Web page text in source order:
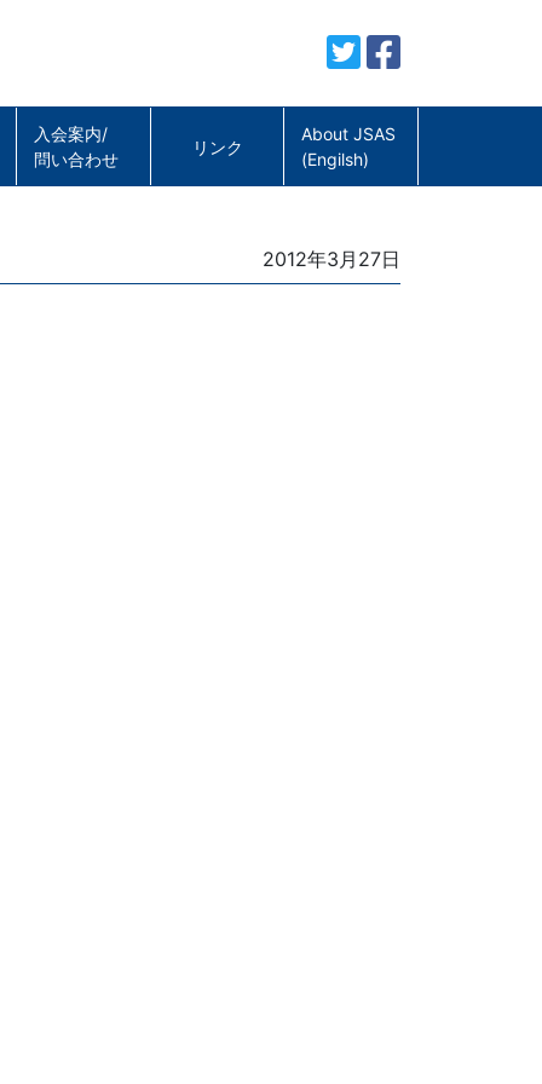
入会案内/
問い合わせ
リンク
About JSAS
(Engilsh)
Posted
on
2012年3月27日